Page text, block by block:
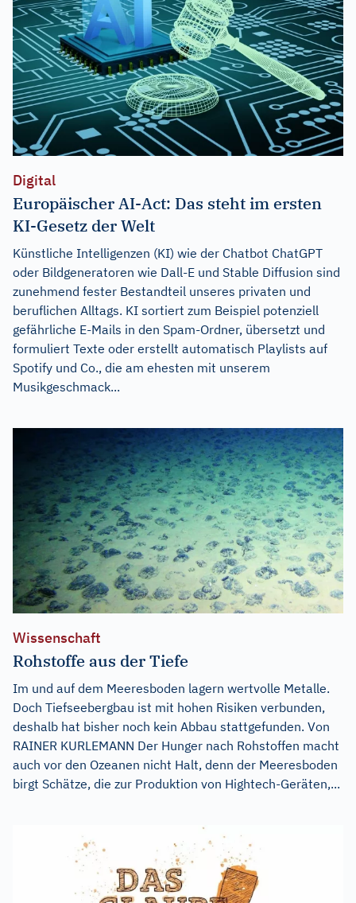
Digital
Europäischer AI-Act: Das steht im ersten
KI-Gesetz der Welt
Künstliche Intelligenzen (KI) wie der Chatbot ChatGPT
oder Bildgeneratoren wie Dall-E und Stable Diffusion sind
zunehmend fester Bestandteil unseres privaten und
beruflichen Alltags. KI sortiert zum Beispiel potenziell
gefährliche E-Mails in den Spam-Ordner, übersetzt und
formuliert Texte oder erstellt automatisch Playlists auf
Spotify und Co., die am ehesten mit unserem
Musikgeschmack...
Wissenschaft
Rohstoffe aus der Tiefe
Im und auf dem Meeresboden lagern wertvolle Metalle.
Doch Tiefseebergbau ist mit hohen Risiken verbunden,
deshalb hat bisher noch kein Abbau stattgefunden. Von
RAINER KURLEMANN Der Hunger nach Rohstoffen macht
auch vor den Ozeanen nicht Halt, denn der Meeresboden
birgt Schätze, die zur Produktion von Hightech-Geräten,...